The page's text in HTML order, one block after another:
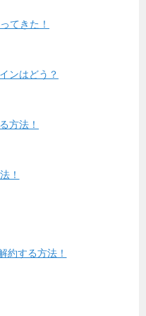
てきた！
ンはどう？
方法！
！
約する方法！